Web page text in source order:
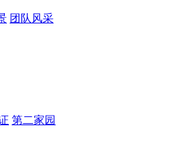
团队风采
第二家园